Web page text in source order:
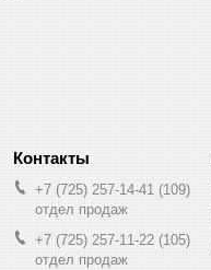
+7 (725) 257-14-41
109
отдел продаж
+7 (725) 257-11-22 105
отдел продаж